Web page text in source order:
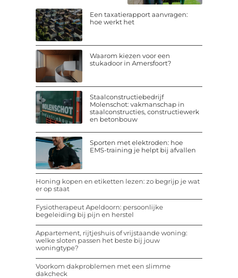
Een taxatierapport aanvragen:
hoe werkt het
Waarom kiezen voor een
stukadoor in Amersfoort?
Staalconstructiebedrijf
Molenschot: vakmanschap in
staalconstructies, constructiewerk
en betonbouw
Sporten met elektroden: hoe
EMS-training je helpt bij afvallen
Honing kopen en etiketten lezen: zo begrijp je wat
er op staat
Fysiotherapeut Apeldoorn: persoonlijke
begeleiding bij pijn en herstel
Appartement, rijtjeshuis of vrijstaande woning:
welke sloten passen het beste bij jouw
woningtype?
Voorkom dakproblemen met een slimme
dakcheck